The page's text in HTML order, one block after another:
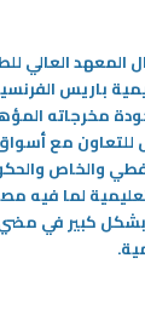
تتماشى مع
في معهد
هذا القسم هو
العالي
باريس
مخرجاته
للتعاون مع
والخاص
لما فيه
بشكل كبير في
.